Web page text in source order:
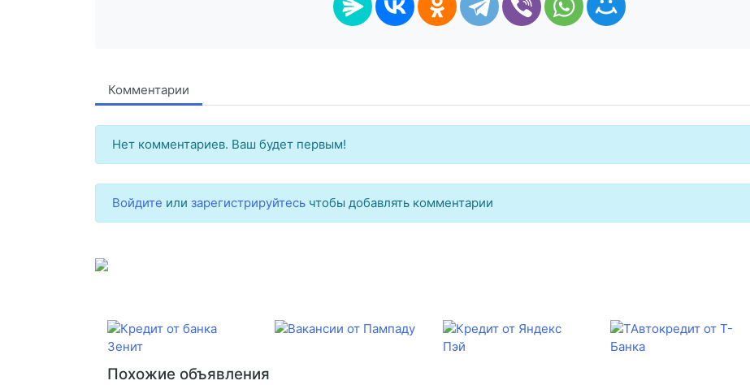
Комментарии
Нет комментариев. Ваш будет первым!
Войдите или зарегистрируйтесь чтобы добавлять комментарии
Похожие объявления